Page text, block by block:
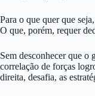
Para o que quer que
O que, porém, requer
Sem desconhecer que o
correlação de forças
direita, desafia, as